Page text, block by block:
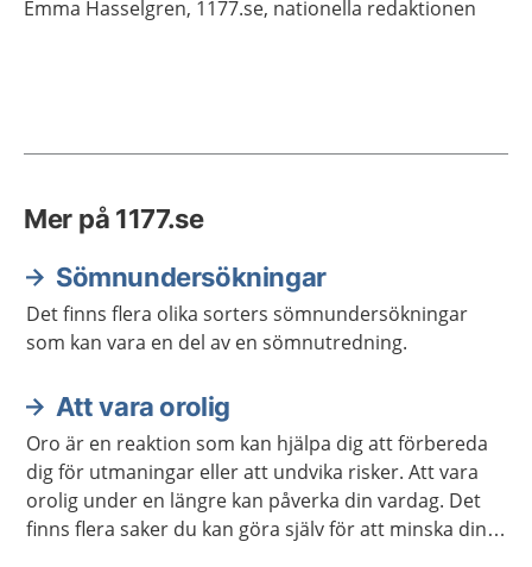
Emma Hasselgren, 1177.se, nationella redaktionen
Mer på 1177.se
Sömnundersökningar
Det finns flera olika sorters sömnundersökningar
som kan vara en del av en sömnutredning.
Att vara orolig
Oro är en reaktion som kan hjälpa dig att förbereda
dig för utmaningar eller att undvika risker. Att vara
orolig under en längre kan påverka din vardag. Det
finns flera saker du kan göra själv för att minska din